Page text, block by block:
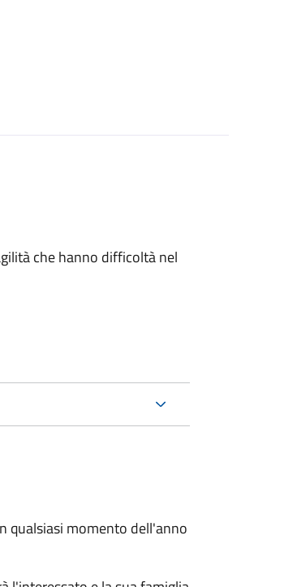
che hanno difficoltà nel
qualsiasi momento dell'anno